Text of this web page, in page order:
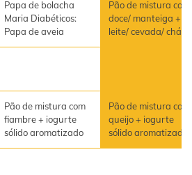
Papa de bolacha
Maria Diabéticos:
Papa de aveia
Pão de mistura com
doce/ manteiga +
leite/ cevada/ chá
Pão de mistura com
fiambre + iogurte
sólido aromatizado
Pão de mistura com
queijo + iogurte
sólido aromatizado